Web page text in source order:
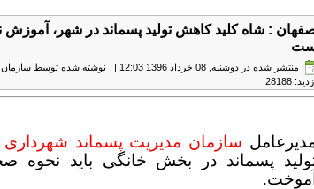
: شاه کلید کاهش تولید پسماند در شهر،
منتشر شده در دوشنبه, 08 خرداد 1396 12:03 | نوشته شده توسط سازمان
28188
سازمان مدیریت پسماند
پسماند در بخش خانگی باید نحوه